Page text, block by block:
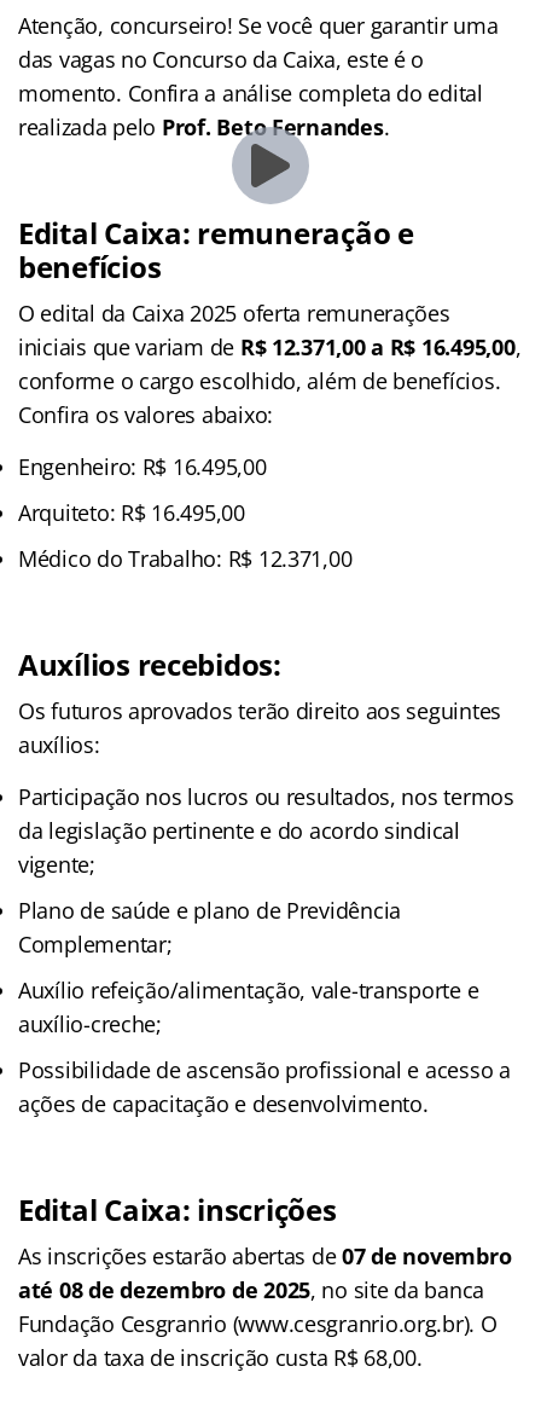
Atenção, concurseiro! Se você quer garantir uma
das vagas no Concurso da Caixa, este é o
momento. Confira a análise completa do edital
realizada pelo Prof. Beto Fernandes.
Edital Caixa: remuneração e
benefícios
O edital da Caixa 2025 oferta remunerações
iniciais que variam de R$ 12.371,00 a R$ 16.495,00,
conforme o cargo escolhido, além de benefícios.
Confira os valores abaixo:
Engenheiro: R$ 16.495,00
Arquiteto: R$ 16.495,00
Médico do Trabalho: R$ 12.371,00
Auxílios recebidos:
Os futuros aprovados terão direito aos seguintes
auxílios:
Participação nos lucros ou resultados, nos termos
da legislação pertinente e do acordo sindical
vigente;
Plano de saúde e plano de Previdência
Complementar;
Auxílio refeição/alimentação, vale-transporte e
auxílio-creche;
Possibilidade de ascensão profissional e acesso a
ações de capacitação e desenvolvimento.
Edital Caixa: inscrições
As inscrições estarão abertas de07 de novembro
até 08 de dezembro de 2025, no site da banca
Fundação Cesgranrio (www.cesgranrio.org.br). O
valor da taxa de inscrição custa R$ 68,00.